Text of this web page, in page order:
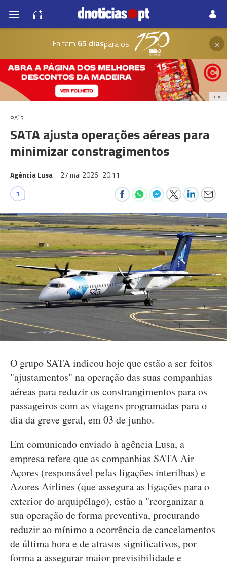
Faltam 65 diaspara os ×
PUB
PAÍS
SATA ajusta operações aéreas para
minimizar constragimentos
Agência Lusa 27 mai 2026 20:11
1
O grupo SATA indicou hoje que estão a ser feitos
"ajustamentos" na operação das suas companhias
aéreas para reduzir os constrangimentos para os
passageiros com as viagens programadas para o
dia da greve geral, em 03 de junho.
Em comunicado enviado à agência Lusa, a
empresa refere que as companhias SATA Air
Açores (responsável pelas ligações interilhas) e
Azores Airlines (que assegura as ligações para o
exterior do arquipélago), estão a "reorganizar a
sua operação de forma preventiva, procurando
reduzir ao mínimo a ocorrência de cancelamentos
de última hora e de atrasos significativos, por
forma a assegurar maior previsibilidade e